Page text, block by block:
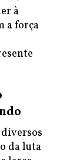
à
a força
da luta